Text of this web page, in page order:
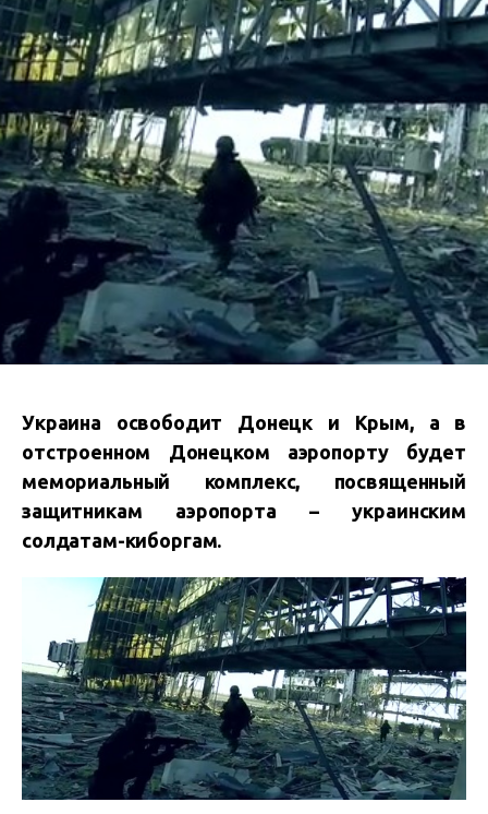
Украина освободит Донецк и Крым, а в
отстроенном Донецком аэропорту будет
мемориальный комплекс, посвященный
защитникам аэропорта – украинским
солдатам-киборгам.